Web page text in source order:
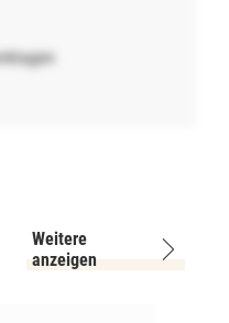
Weitere
anzeigen